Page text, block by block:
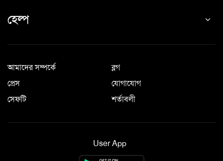
হেল্প
আমাদের সম্পর্কে
ব্লগ
প্রেস
যোগাযোগ
সেফটি
শর্তাবলী
User App